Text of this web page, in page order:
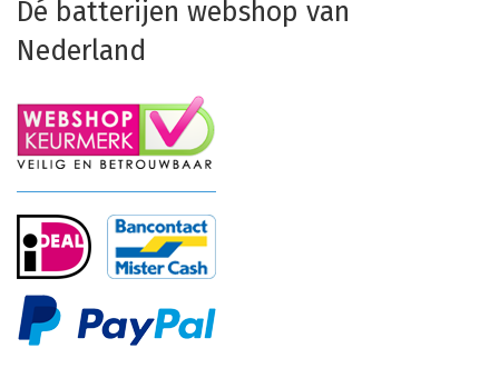
Dé batterijen webshop van
Nederland